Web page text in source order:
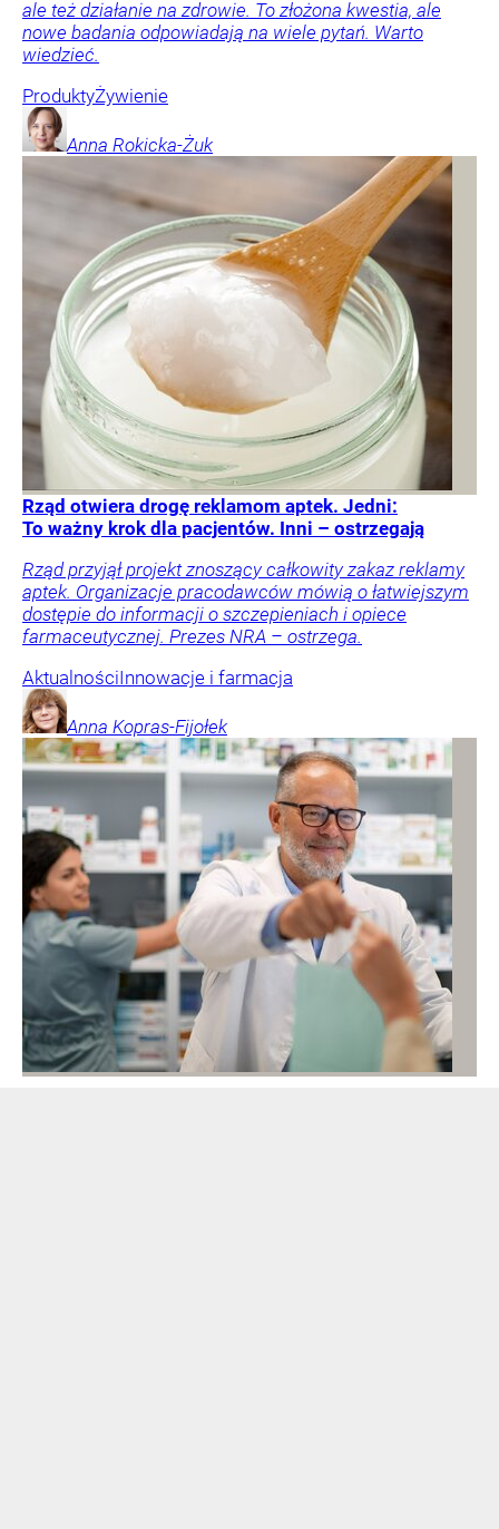
ale też działanie na zdrowie. To złożona kwestia, ale
nowe badania odpowiadają na wiele pytań. Warto
wiedzieć.
ProduktyŻywienie
Anna Rokicka-Żuk
Rząd otwiera drogę reklamom aptek. Jedni:
To ważny krok dla pacjentów. Inni – ostrzegają
Rząd przyjął projekt znoszący całkowity zakaz reklamy
aptek. Organizacje pracodawców mówią o łatwiejszym
dostępie do informacji o szczepieniach i opiece
farmaceutycznej. Prezes NRA – ostrzega.
AktualnościInnowacje i farmacja
Anna Kopras-Fijołek